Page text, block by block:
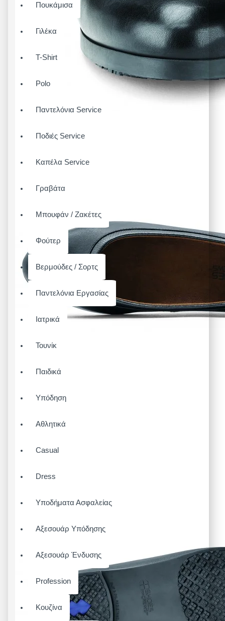
Πουκάμισα
Γιλέκα
T-Shirt
Polo
Παντελόνια Service
Ποδιές Service
Καπέλα Service
Γραβάτα
Μπουφάν / Ζακέτες
Φούτερ
Βερμούδες / Σορτς
Παντελόνια Εργασίας
Ιατρικά
Τουνίκ
Παιδικά
Υπόδηση
Αθλητικά
Casual
Dress
Υποδήματα Ασφαλείας
Αξεσουάρ Υπόδησης
Αξεσουάρ Ένδυσης
Profession
Κουζίνα